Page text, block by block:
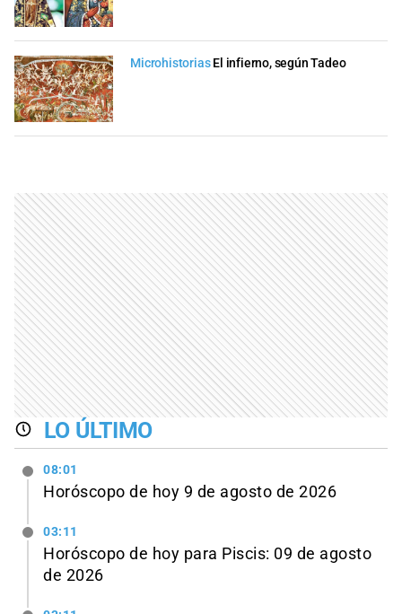
Microhistorias El infierno, según Tadeo
LO ÚLTIMO
08:01
Horóscopo de hoy 9 de agosto de 2026
03:11
Horóscopo de hoy para Piscis: 09 de agosto
de 2026